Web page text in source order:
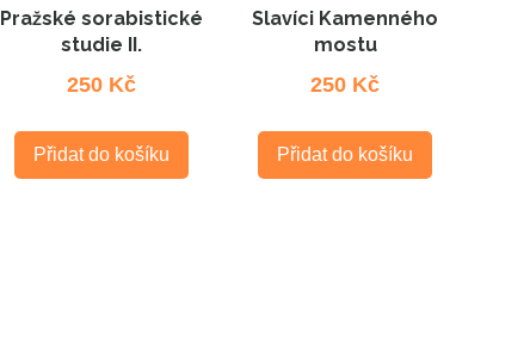
Pražské sorabistické
studie II.
250 Kč
Přidat do košíku
Slavíci Kamenného
mostu
250 Kč
Přidat do košíku